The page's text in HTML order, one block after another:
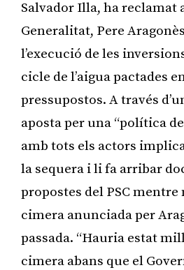
Salvador Illa, ha reclamat
Generalitat, Pere
l’execució de les
cicle de l’aigua pactades
pressupostos. A través
aposta per una “política
amb tots els actors
la sequera i li fa arribar
propostes del PSC mentre
cimera anunciada per
passada. “Hauria estat
cimera abans que el